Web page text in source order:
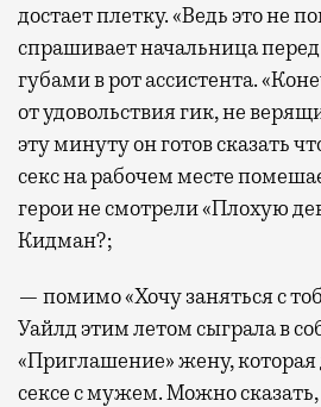
достает плетку. «Ведь это не
спрашивает начальница
губами в рот ассистента.
от удовольствия гик, не
эту минуту он готов сказать
секс на рабочем месте
герои не смотрели «Плохую
Кидман?;
— помимо «Хочу заняться с
Уайлд этим летом сыграла в
«Приглашение» жену, которая
сексе с мужем. Можно